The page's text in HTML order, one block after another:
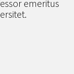
emeritus